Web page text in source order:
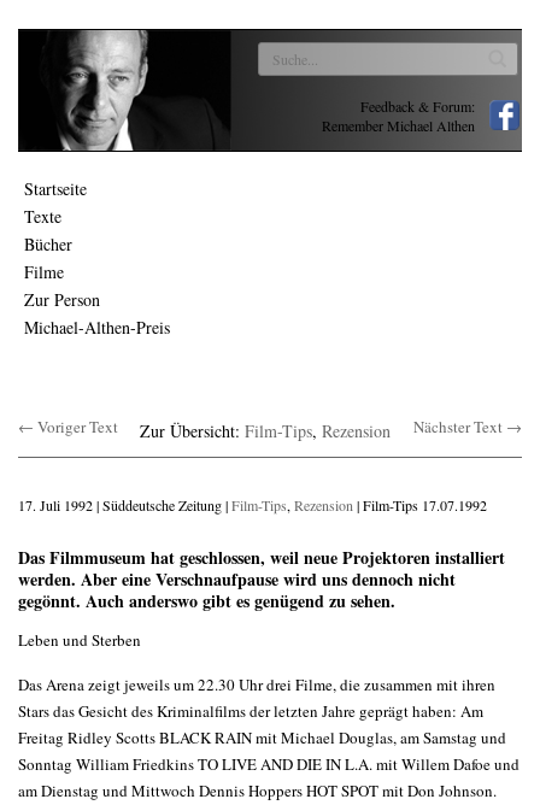
Feedback & Forum:
Remember Michael Althen
Startseite
Texte
Bücher
Filme
Zur Person
Michael-Althen-Preis
← Voriger Text Zur Übersicht: Film-Tips, Rezension Nächster Text →
17. Juli 1992 | Süddeutsche Zeitung |Film-Tips, Rezension | Film-Tips 17.07.1992
Das Filmmuseum hat geschlossen, weil neue Projektoren installiert
werden. Aber eine Verschnaufpause wird uns dennoch nicht
gegönnt. Auch anderswo gibt es genügend zu sehen.
Leben und Sterben
Das Arena zeigt jeweils um 22.30 Uhr drei Filme, die zusammen mit ihren
Stars das Gesicht des Kriminalfilms der letzten Jahre geprägt haben: Am
Freitag Ridley Scotts BLACK RAIN mit Michael Douglas, am Samstag und
Sonntag William Friedkins TO LIVE AND DIE IN L.A. mit Willem Dafoe und
am Dienstag und Mittwoch Dennis Hoppers HOT SPOT mit Don Johnson.